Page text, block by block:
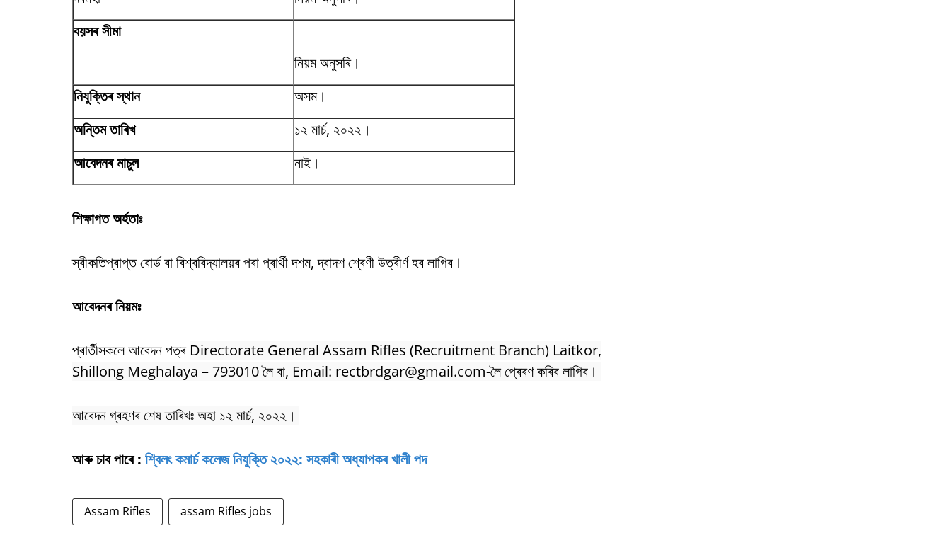
বয়সৰ সীমা
নিয়ম অনুসৰি।
নিযুক্তিৰ স্থান
অসম।
অন্তিম তাৰিখ
১২ মাৰ্চ, ২০২২।
আবেদনৰ মাচুল
নাই।
শিক্ষাগত অৰ্হতাঃ
স্বীকতিপ্ৰাপ্ত বোৰ্ড বা বিশ্ববিদ্যালয়ৰ পৰা প্ৰাৰ্থী দশম, দ্বাদশ শ্ৰেণী উত্ৰীৰ্ণ হব লাগিব।
আবেদনৰ নিয়মঃ
প্ৰাৰ্তীসকলে আবেদন পত্ৰ Directorate General Assam Rifles (Recruitment Branch) Laitkor,
Shillong Meghalaya – 793010 লৈ বা, Email: rectbrdgar@gmail.com-লৈ প্ৰেৰণ কৰিব লাগিব।
আবেদন গ্ৰহণৰ শেষ তাৰিখঃ অহা ১২ মাৰ্চ, ২০২২।
আৰু চাব পাৰে : শ্বিলং কমাৰ্চ কলেজ নিযুক্তি ২০২২: সহকাৰী অধ্যাপকৰ খালী পদ
Assam Rifles assam Rifles jobs